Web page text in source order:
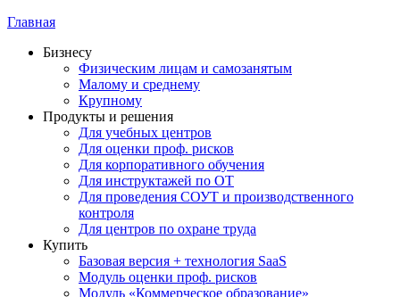
Главная
Бизнесу
Физическим лицам и самозанятым
Малому и среднему
Крупному
Продукты и решения
Для учебных центров
Для оценки проф. рисков
Для корпоративного обучения
Для инструктажей по ОТ
Для проведения СОУТ и производственного
контроля
Для центров по охране труда
Купить
Базовая версия + технология SaaS
Модуль оценки проф. рисков
Модуль «Коммерческое образование»